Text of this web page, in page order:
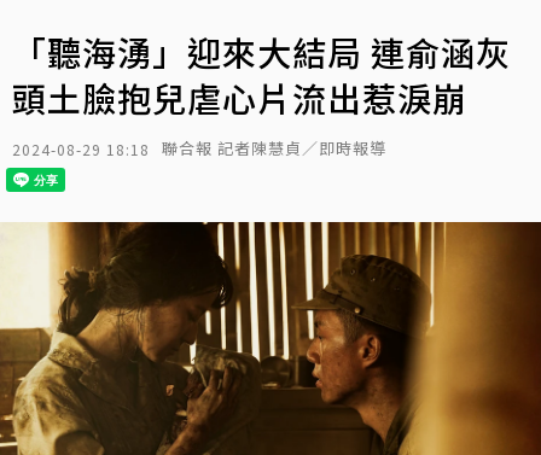
「聽海湧」迎來大結局 連俞涵灰
頭土臉抱兒虐心片流出惹淚崩
2024-08-29 18:18 聯合報 記者陳慧貞／即時報導